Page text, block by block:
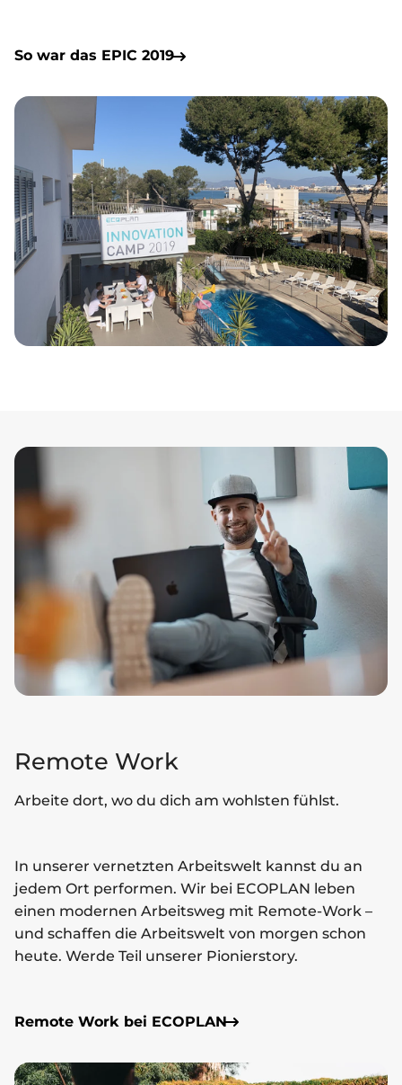
So war das EPIC 2019
Remote Work
Arbeite dort, wo du dich am wohlsten fühlst.
In unserer vernetzten Arbeitswelt kannst du an
jedem Ort performen. Wir bei ECOPLAN leben
einen modernen Arbeitsweg mit Remote-Work –
und schaffen die Arbeitswelt von morgen schon
heute. Werde Teil unserer Pionierstory.
Remote Work bei ECOPLAN